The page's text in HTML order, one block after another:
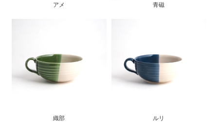
アメ 青磁
織部 ルリ